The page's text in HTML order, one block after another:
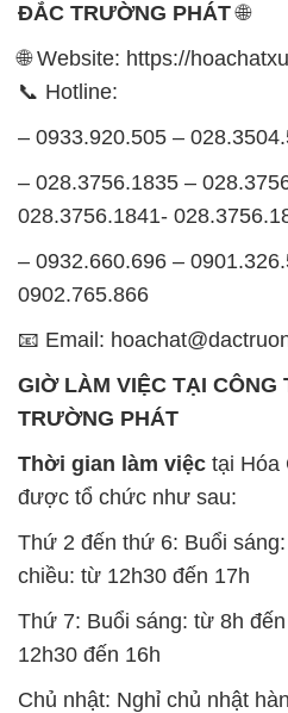
ĐẮC TRƯỜNG PHÁT🌐
🌐 Website: https://
📞 Hotline:
– 0933.920.505 –
– 028.3756.1835 –
028.3756.1841-
– 0932.660.696 –
0902.765.866
📧 Email:
GIỜ LÀM VIỆC TẠI CÔNG
TRƯỜNG PHÁT
Thời gian làm việc tại Hóa
được tổ chức như sau:
Thứ 2 đến thứ 6: Buổi
chiều: từ 12h30 đến 17h
Thứ 7: Buổi sáng: từ 8h
12h30 đến 16h
Chủ nhật: Nghỉ chủ nhật